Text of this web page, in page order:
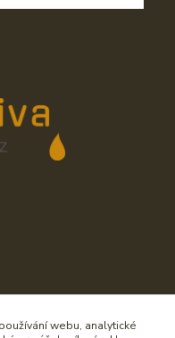
webu, analytické